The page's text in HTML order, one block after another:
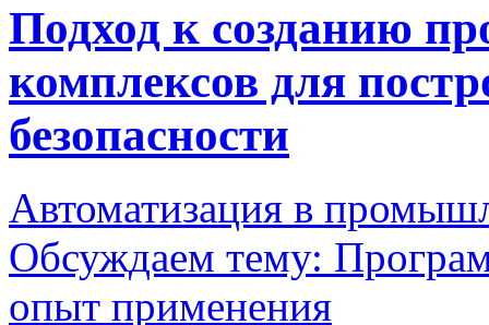
Подход к созданию
комплексов для
безопасности
Автоматизация в
Обсуждаем тему:
опыт применения